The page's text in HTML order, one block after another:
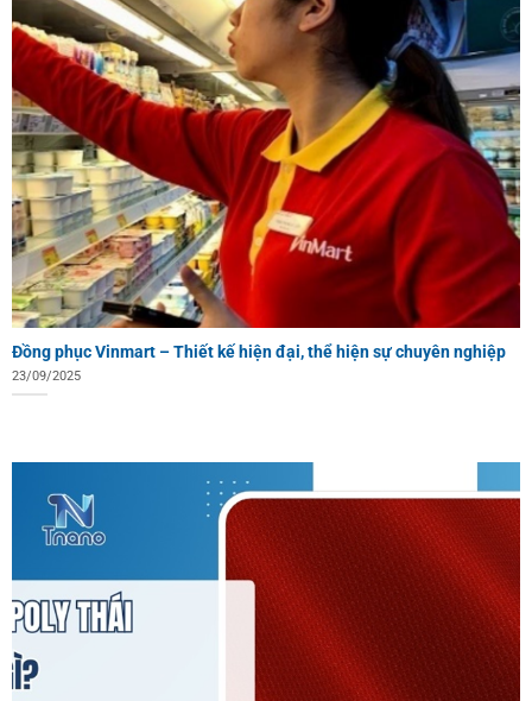
Đồng phục Vinmart – Thiết kế hiện đại, thể hiện sự chuyên nghiệp
23/09/2025